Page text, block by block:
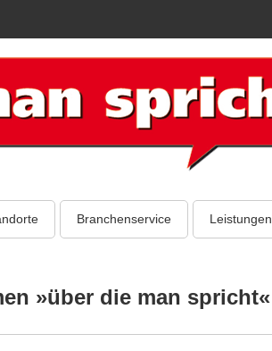
Branchenservice Leistungen
»über die man spricht«